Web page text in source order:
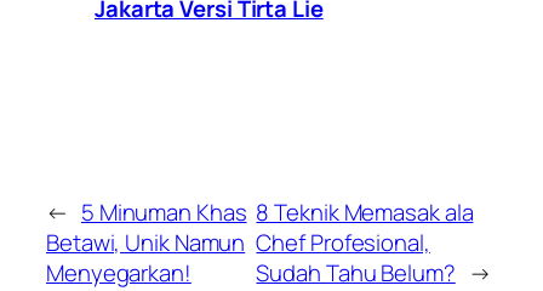
Jakarta Versi Tirta Lie
← 5 Minuman Khas
Betawi, Unik Namun
Menyegarkan!
8 Teknik Memasak ala
Chef Profesional,
Sudah Tahu Belum? →